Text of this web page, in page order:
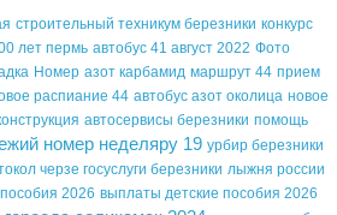
строительный техникум березники конкурс
лет пермь автобус 41 август 2022 Фото
Номер азот карбамид маршрут 44 прием
распиание 44 автобус азот околица новое
автосервисы березники помощь
номер неделяру 19 урбир березники
черзе госуслуги березники лыжня россии
2026 выплаты детские пособия 2026